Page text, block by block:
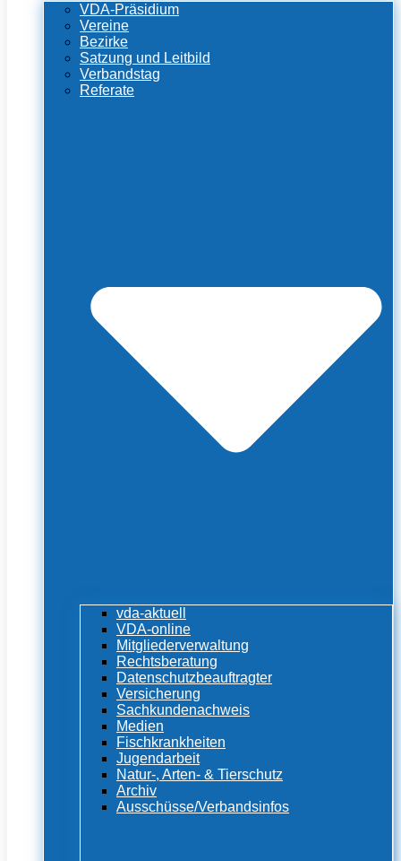
VDA-Präsidium
Vereine
Bezirke
Satzung und Leitbild
Verbandstag
Referate
vda-aktuell
VDA-online
Mitgliederverwaltung
Rechtsberatung
Datenschutzbeauftragter
Versicherung
Sachkundenachweis
Medien
Fischkrankheiten
Jugendarbeit
Natur-, Arten- & Tierschutz
Archiv
Ausschüsse/Verbandsinfos